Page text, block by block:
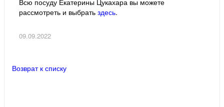
Всю посуду Екатерины Цукахара вы можете
рассмотреть и выбрать здесь.
09.09.2022
Возврат к списку